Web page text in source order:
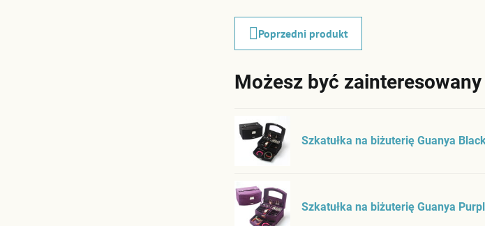
Poprzedni produkt
Możesz być zainteresowany
Szkatułka na biżuterię Guanya
Szkatułka na biżuterię Guanya